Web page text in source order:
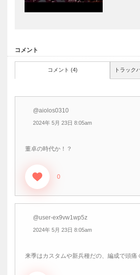
コメント
コメント (4) トラック
@aiolos0310
2024年 5月 23日 8:05am
董卓の時代か！？
0
@user-ex9vw1wp5z
2024年 5月 23日 8:05am
来季はカスタムや新兵種だの、編成で頭痛